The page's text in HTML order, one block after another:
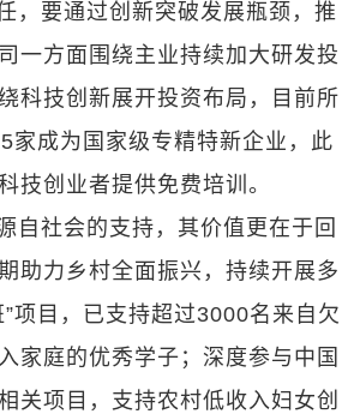
，要通过创新突破发展瓶颈，推
一方面围绕主业持续加大研发投
科技创新展开投资布局，目前所
家成为国家级专精特新企业，此
技创业者提供免费培训。
自社会的支持，其价值更在于回
助力乡村全面振兴，持续开展多
项目，已支持超过3000名来自欠
家庭的优秀学子；深度参与中国
关项目，支持农村低收入妇女创